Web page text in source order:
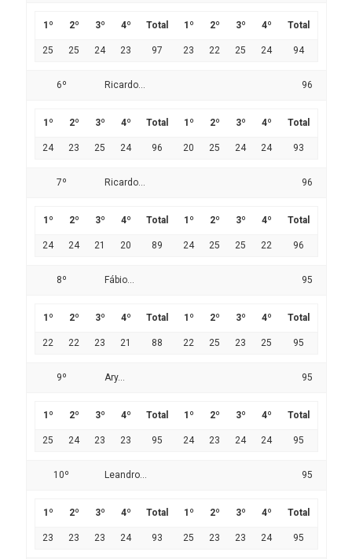
1º 2º 3º 4º Total 1º 2º 3º 4º Total
25 25 24 23 97 23 22 25 24 94
6º Ricardo... 96
1º 2º 3º 4º Total 1º 2º 3º 4º Total
24 23 25 24 96 20 25 24 24 93
7º Ricardo... 96
1º 2º 3º 4º Total 1º 2º 3º 4º Total
24 24 21 20 89 24 25 25 22 96
8º Fábio... 95
1º 2º 3º 4º Total 1º 2º 3º 4º Total
22 22 23 21 88 22 25 23 25 95
9º Ary... 95
1º 2º 3º 4º Total 1º 2º 3º 4º Total
25 24 23 23 95 24 23 24 24 95
10º Leandro... 95
1º 2º 3º 4º Total 1º 2º 3º 4º Total
23 23 23 24 93 25 23 23 24 95